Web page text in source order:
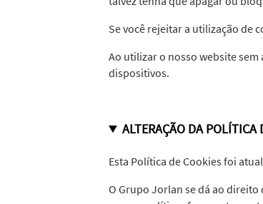
Se você rejeitar a utilização de
Ao utilizar o nosso website
dispositivos.
ALTERAÇÃO DA POLÍTICA
Esta Política de Cookies foi
O Grupo Jorlan se dá ao